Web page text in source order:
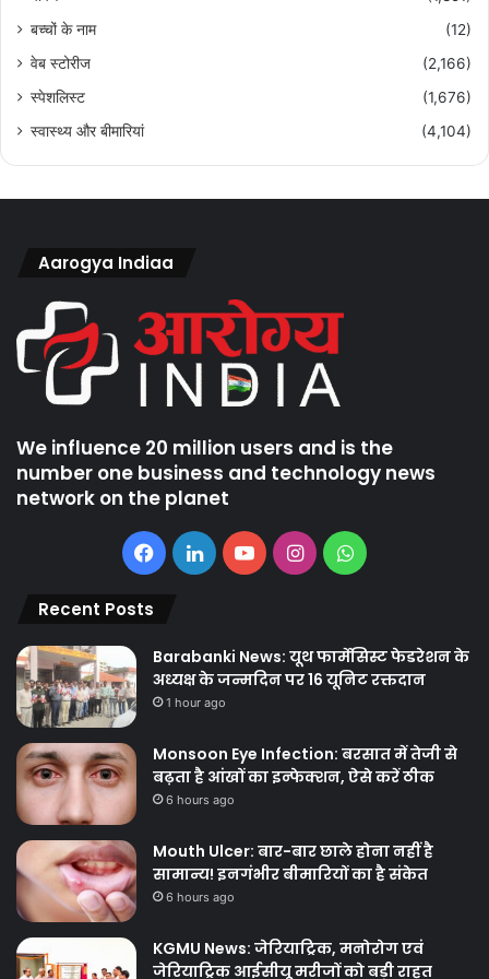
बच्चों के नाम
(12)
वेब स्टोरीज
(2,166)
स्पेशलिस्ट
(1,676)
स्वास्थ्य और बीमारियां
(4,104)
Aarogya Indiaa
We influence 20 million users and is the
number one business and technology news
network on the planet
Facebook
LinkedInYouTubeInstagramWhatsApp
Recent Posts
Barabanki News: यूथ फार्मेसिस्ट फेडरेशन के
अध्यक्ष के जन्मदिन पर 16 यूनिट रक्तदान
1 hour ago
Monsoon Eye Infection: बरसात में तेजी से
बढ़ता है आंखों का इन्फेक्शन, ऐसे करें ठीक
6 hours ago
Mouth Ulcer: बार-बार छाले होना नहीं है
सामान्य! इनगंभीर बीमारियों का है संकेत
6 hours ago
KGMU News: जेरियाट्रिक, मनोरोग एवं
जेरियाट्रिक आईसीयू मरीजों को बड़ी राहत